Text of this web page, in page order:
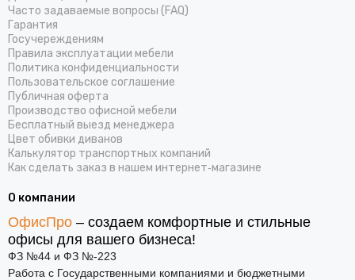
Часто задаваемые вопросы (FAQ)
Гарантия
Госучереждениям
Правила эксплуатации мебели
Политика конфиденциальности
Пользовательское соглашение
Публичная оферта
Производство офисной мебели
Бесплатный выезд менеджера
Цвет обивки диванов
Калькулятор транспортных компаний
Как сделать заказ в нашем интернет‑магазине
О компании
ОфисПро – создаем комфортные и стильные
офисы для вашего бизнеса!
ФЗ №44 и ФЗ №-223
Работа с Государственными компаниями и бюджетными